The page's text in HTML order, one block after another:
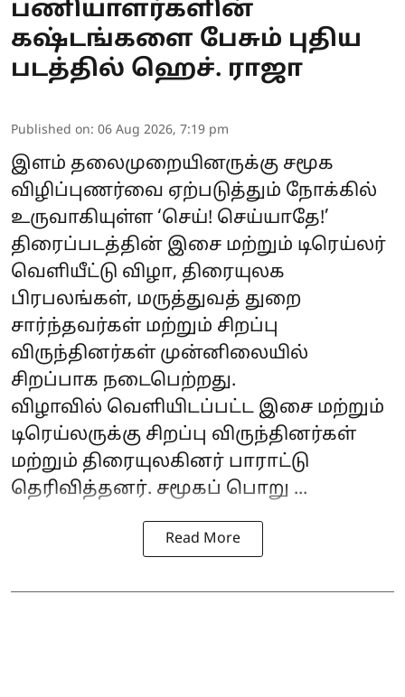
பணியாளர்களின்
கஷ்டங்களை பேசும் புதிய
படத்தில் ஹெச். ராஜா
Published on: 06 Aug 2026, 7:19 pm
இளம் தலைமுறையினருக்கு சமூக
விழிப்புணர்வை ஏற்படுத்தும் நோக்கில்
உருவாகியுள்ள ‘செய்! செய்யாதே!’
திரைப்படத்தின் இசை மற்றும் டிரெய்லர்
வெளியீட்டு விழா, திரையுலக
பிரபலங்கள், மருத்துவத் துறை
சார்ந்தவர்கள் மற்றும் சிறப்பு
விருந்தினர்கள் முன்னிலையில்
சிறப்பாக நடைபெற்றது.
விழாவில் வெளியிடப்பட்ட இசை மற்றும்
டிரெய்லருக்கு சிறப்பு விருந்தினர்கள்
மற்றும் திரையுலகினர் பாராட்டு
தெரிவித்தனர். சமூகப் பொறு ...
Read More